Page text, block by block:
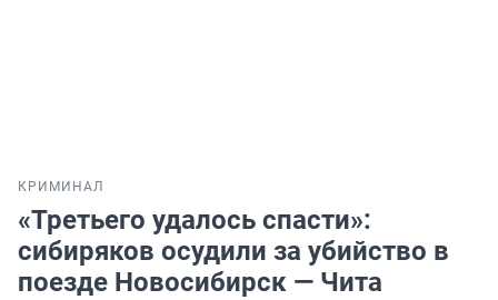
КРИМИНАЛ
«Третьего удалось спасти»:
сибиряков осудили за убийство в
поезде Новосибирск — Чита